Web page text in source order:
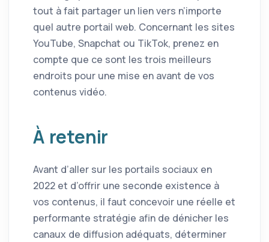
tout à fait partager un lien vers n’importe
quel autre portail web. Concernant les sites
YouTube, Snapchat ou TikTok, prenez en
compte que ce sont les trois meilleurs
endroits pour une mise en avant de vos
contenus vidéo.
À retenir
Avant d’aller sur les portails sociaux en
2022 et d’offrir une seconde existence à
vos contenus, il faut concevoir une réelle et
performante stratégie afin de dénicher les
canaux de diffusion adéquats, déterminer